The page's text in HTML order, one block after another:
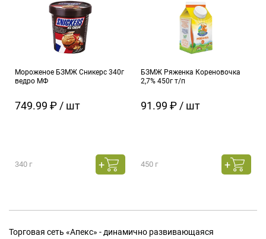
Мороженое БЗМЖ Сникерс 340г
ведро МФ
749.99 ₽ / шт
340 г
БЗМЖ Ряженка Кореновочка
2,7% 450г т/п
91.99 ₽ / шт
450 г
Торговая сеть «Апекс» - динамично развивающаяся